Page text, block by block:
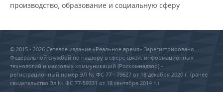
производство, образование и социальную сферу
© 2015 - 2026 Сетевое издание «Реальное время» Зарегистрировано
Федеральной службой по надзору в сфере связи, информационных
технологий и массовых коммуникаций (Роскомнадзор) –
регистрационный номер ЭЛ № ФС 77 - 79627 от 18 декабря 2020 г. (ранее
свидетельство Эл № ФС 77-59331 от 18 сентября 2014 г.)